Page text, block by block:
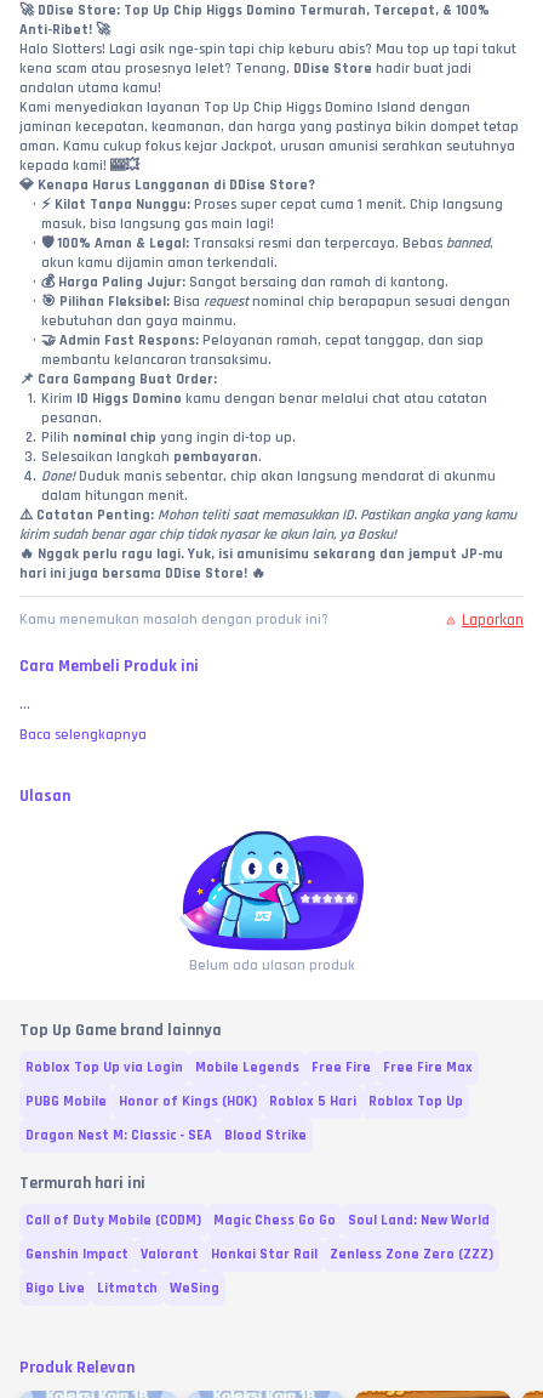
🚀 DDise Store: Top Up Chip Higgs Domino Termurah, Tercepat, & 100%
Anti-Ribet! 🚀
Halo Slotters! Lagi asik nge-spin tapi chip keburu abis? Mau top up tapi takut
kena scam atau prosesnya lelet? Tenang, DDise Store hadir buat jadi
andalan utama kamu!
Kami menyediakan layanan Top Up Chip Higgs Domino Island dengan
jaminan kecepatan, keamanan, dan harga yang pastinya bikin dompet tetap
aman. Kamu cukup fokus kejar Jackpot, urusan amunisi serahkan seutuhnya
kepada kami! 🎰💥
💎 Kenapa Harus Langganan di DDise Store?
⚡ Kilat Tanpa Nunggu: Proses super cepat cuma 1 menit. Chip langsung
masuk, bisa langsung gas main lagi!
🛡️ 100% Aman & Legal: Transaksi resmi dan terpercaya. Bebas banned,
akun kamu dijamin aman terkendali.
💰 Harga Paling Jujur: Sangat bersaing dan ramah di kantong.
🎯 Pilihan Fleksibel: Bisa request nominal chip berapapun sesuai dengan
kebutuhan dan gaya mainmu.
🤝 Admin Fast Respons: Pelayanan ramah, cepat tanggap, dan siap
membantu kelancaran transaksimu.
📌 Cara Gampang Buat Order:
Kirim ID Higgs Domino kamu dengan benar melalui chat atau catatan
pesanan.
Pilih nominal chip yang ingin di-top up.
Selesaikan langkah pembayaran.
Done! Duduk manis sebentar, chip akan langsung mendarat di akunmu
dalam hitungan menit.
⚠️ Catatan Penting: Mohon teliti saat memasukkan ID. Pastikan angka yang kamu
kirim sudah benar agar chip tidak nyasar ke akun lain, ya Bosku!
🔥 Nggak perlu ragu lagi. Yuk, isi amunisimu sekarang dan jemput JP-mu
hari ini juga bersama DDise Store! 🔥
Kamu menemukan masalah dengan produk ini? Laporkan
Cara Membeli Produk ini
...
Baca selengkapnya
Ulasan
Belum ada ulasan produk
Top Up Game brand lainnya
Roblox Top Up via Login Mobile Legends Free Fire
Free Fire Max
PUBG Mobile
Honor of Kings (HOK) Roblox 5 Hari
Roblox Top Up
Dragon Nest M: Classic - SEA
Blood Strike
Termurah hari ini
Call of Duty Mobile (CODM) Magic Chess Go Go
Soul Land: New World
Genshin Impact
Valorant Honkai Star Rail
Zenless Zone Zero (ZZZ)
Bigo Live
Litmatch WeSing
Produk Relevan